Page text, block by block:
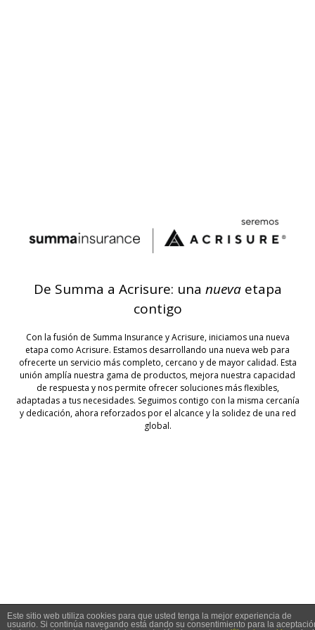
De Summa a Acrisure: una nuevaetapa
contigo
Con la fusión de Summa Insurance y Acrisure, iniciamos una nueva
etapa como Acrisure. Estamos desarrollando una nueva web para
ofrecerte un servicio más completo, cercano y de mayor calidad. Esta
unión amplía nuestra gama de productos, mejora nuestra capacidad
de respuesta y nos permite ofrecer soluciones más flexibles,
adaptadas a tus necesidades. Seguimos contigo con la misma cercanía
y dedicación, ahora reforzados por el alcance y la solidez de una red
global.
© 2026 Summa Seguros
Este sitio web utiliza cookies para que usted tenga la mejor experiencia de
usuario. Si continúa navegando está dando su consentimiento para la